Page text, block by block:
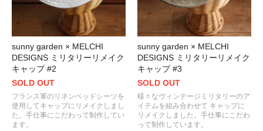
sunny garden × MELCHI
DESIGNS ミリタリーリメイク
キャップ #2
SOLD OUT
フランス軍のリネンベッドシーツを
使用してキャップにリメイクしまし
た。手仕事にこだわって制作してい
ます。
sunny garden × MELCHI
DESIGNS ミリタリーリメイク
キャップ #3
SOLD OUT
様々なヴィンテージミリタリーのア
イテムを組み合わせて キャップに
リメイクしました。手仕事にこだわ
って制作しています。